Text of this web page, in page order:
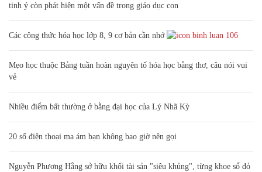
tinh ý còn phát hiện một vấn đề trong giáo dục con
Các công thức hóa học lớp 8, 9 cơ bản cần nhớ 106
Mẹo học thuộc Bảng tuần hoàn nguyên tố hóa học bằng thơ, câu nói vui
vẻ
Nhiều điểm bất thường ở bằng đại học của Lý Nhã Kỳ
20 số điện thoại ma ám bạn không bao giờ nên gọi
Nguyễn Phương Hằng sở hữu khối tài sản "siêu khủng", từng khoe sổ đỏ